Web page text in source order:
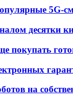
5G-
десятки
покупать
на